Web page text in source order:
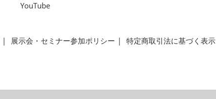
YouTube
展示会・セミナー参加ポリシー
特定商取引法に基づく表示